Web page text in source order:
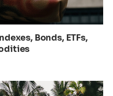
Bonds, ETFs,